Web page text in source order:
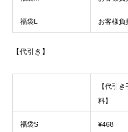
福袋L お客様負
【代引き】
【代引き
料】
福袋S ¥468